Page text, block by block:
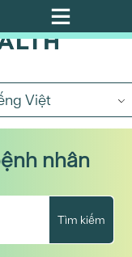
Việt
nhân
Tìm kiếm